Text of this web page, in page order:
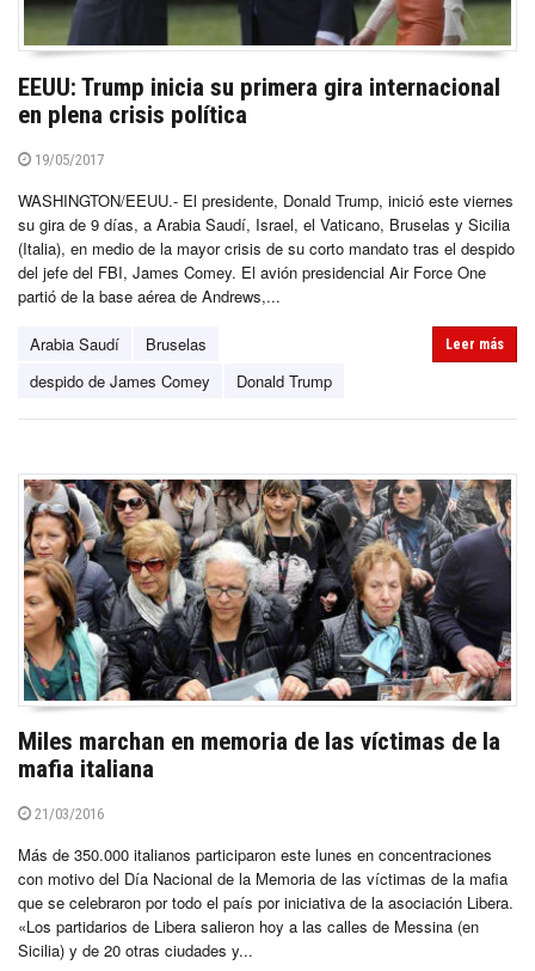
EEUU: Trump inicia su primera gira internacional
en plena crisis política
19/05/2017
WASHINGTON/EEUU.- El presidente, Donald Trump, inició este viernes
su gira de 9 días, a Arabia Saudí, Israel, el Vaticano, Bruselas y Sicilia
(Italia), en medio de la mayor crisis de su corto mandato tras el despido
del jefe del FBI, James Comey. El avión presidencial Air Force One
partió de la base aérea de Andrews,...
Arabia Saudí
Bruselas
despido de James Comey
Donald Trump
Leer más
Miles marchan en memoria de las víctimas de la
mafia italiana
21/03/2016
Más de 350.000 italianos participaron este lunes en concentraciones
con motivo del Día Nacional de la Memoria de las víctimas de la mafia
que se celebraron por todo el país por iniciativa de la asociación Libera.
«Los partidarios de Libera salieron hoy a las calles de Messina (en
Sicilia) y de 20 otras ciudades y...